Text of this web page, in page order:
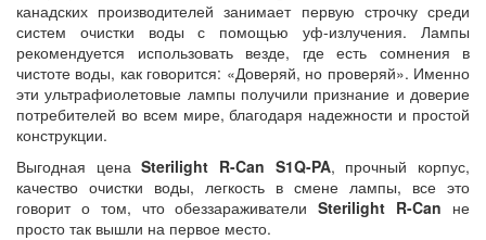
канадских производителей занимает первую строчку среди
систем очистки воды с помощью уф-излучения. Лампы
рекомендуется использовать везде, где есть сомнения в
чистоте воды, как говорится: «Доверяй, но проверяй». Именно
эти ультрафиолетовые лампы получили признание и доверие
потребителей во всем мире, благодаря надежности и простой
конструкции.
Выгодная ценаSterilight R-Can S1Q-PA, прочный корпус,
качество очистки воды, легкость в смене лампы, все это
говорит о том, что обеззараживателиSterilight R-Can не
просто так вышли на первое место.